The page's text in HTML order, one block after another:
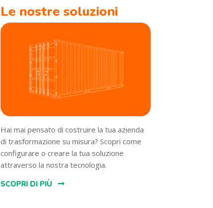
Le nostre soluzioni
Hai mai pensato di costruire la tua azienda
di trasformazione su misura? Scopri come
configurare o creare la tua soluzione
attraverso la nostra tecnologia.
SCOPRI DI PIÙ